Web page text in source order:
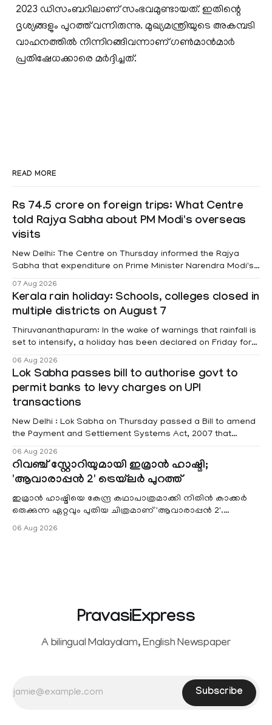
2023 ഡിസംബറിലാണ് സംഭവമുണ്ടായത്. ഇതിന്റെ
ദൃശ്യങ്ങളും പുറത്ത് വന്നിരുന്നു. മുഖ്യമന്ത്രിയുടെ അകമ്പടി
വാഹനത്തിൽ നിന്നിറങ്ങിവന്നാണ് ഗൺമാൻമാർ
പ്രതിഷേധക്കാരെ മർദ്ദിച്ചത്.
READ MORE
Rs 74.5 crore on foreign trips: What Centre
told Rajya Sabha about PM Modi's overseas
visits
New Delhi: The Centre on Thursday informed the Rajya
Sabha that expenditure on Prime Minister Narendra Modi's
information was provided by Minister of State for External
Affairs Pabitra Margherita in a written reply to questions
raised
07 Aug 2026
Kerala rain holiday: Schools, colleges closed in
multiple districts on August 7
Thiruvananthapuram: In the wake of warnings that rainfall is
set to intensify, a holiday has been declared on Friday for
Kottayam, Wayanad and Kasaragod districts. Meanwhile, a
red alert remains in place on Thursday for Kottayam,
Pathanamtitta and Idukki districts. Following a red alert on
06 Aug 2026
Lok Sabha passes bill to authorise govt to
permit banks to levy charges on UPI
transactions
New Delhi : Lok Sabha on Thursday passed a Bill to amend
the Payment and Settlement Systems Act, 2007 that
service providers to levy charges on payments through
unified payments interface (UPI) and other notified
electronic payment modes. The amendment passed by the
06 Aug 2026
റിവഞ്ച് സ്റ്റോറിയുമായി ഇമ്രാൻ ഹാഷ്മി;
'ആവാരാപ്പൻ 2' ട്രെയ്‌ലർ പുറത്ത്
ഇമ്രാൻ ഹാഷ്മിയെ കേന്ദ്ര കഥാപാത്രമാക്കി നിതിൻ കാക്കർ
ഒരുക്കുന്ന ഏറ്റവും പുതിയ ചിത്രമാണ് 'ആവാരാപ്പൻ 2'.
06 Aug 2026
PravasiExpress
A bilingual Malayalam, English Newspaper
Subscribe